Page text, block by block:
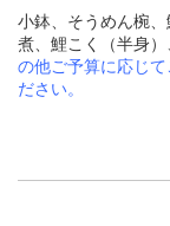
小鉢、そうめん椀
煮、鯉こく（半身
の他ご予算に応じ
ださい。